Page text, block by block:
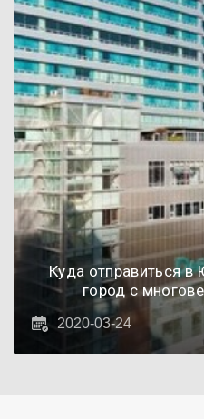
Куда отправиться
город с
2020-03-24